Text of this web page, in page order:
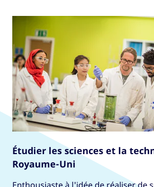
Étudier les sciences et la
Royaume-Uni